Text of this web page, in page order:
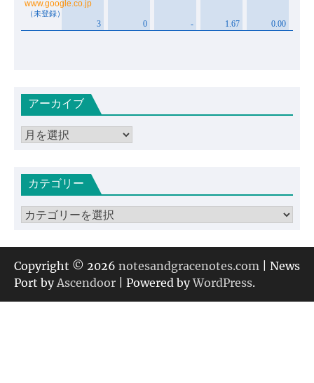
アーカイブ
ア
イカテゴリー
カ
ゴ
リ
ー
Copyright © 2026 notesandgracenotes.com | News
Port byAscendoor | Powered byWordPress.